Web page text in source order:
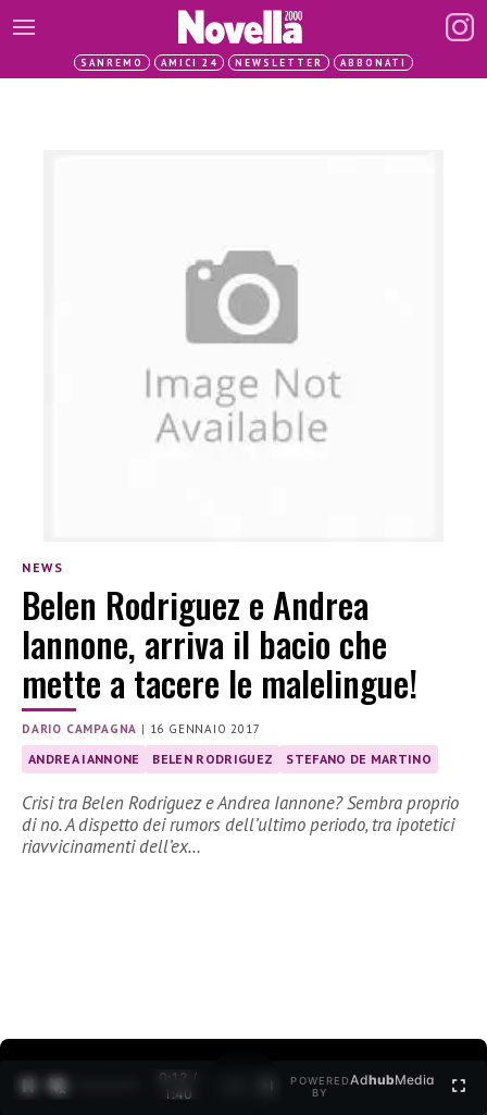
SANREMO AMICI 24 NEWSLETTER ABBONATI
NEWS
Belen Rodriguez e Andrea
Iannone, arriva il bacio che
mette a tacere le malelingue!
DARIO CAMPAGNA | 16 GENNAIO 2017
ANDREA IANNONE BELEN RODRIGUEZ STEFANO DE MARTINO
Crisi tra Belen Rodriguez e Andrea Iannone? Sembra proprio
di no. A dispetto dei rumors dell’ultimo periodo, tra ipotetici
riavvicinamenti dell’ex…
0:12 /
1:40
POWERED
BY
AdhubMedia